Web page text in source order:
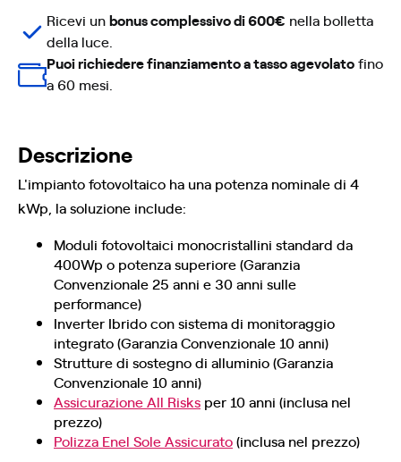
Ricevi unbonus complessivo di 600€ nella bolletta
della luce.
Puoi richiedere finanziamento a tasso agevolatofino
a 60 mesi.
Descrizione
L'impianto fotovoltaico ha una potenza nominale di 4
kWp, la soluzione include:
Moduli fotovoltaici monocristallini standard da
400Wp o potenza superiore (Garanzia
Convenzionale 25 anni e 30 anni sulle
performance)
Inverter Ibrido con sistema di monitoraggio
integrato (Garanzia Convenzionale 10 anni)
Strutture di sostegno di alluminio (Garanzia
Convenzionale 10 anni)
Assicurazione All Risks per 10 anni (inclusa nel
prezzo)
Polizza Enel Sole Assicurato(inclusa nel prezzo)